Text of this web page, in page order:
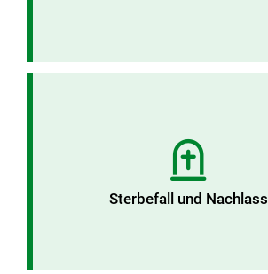
Sterbefall und Nachlass